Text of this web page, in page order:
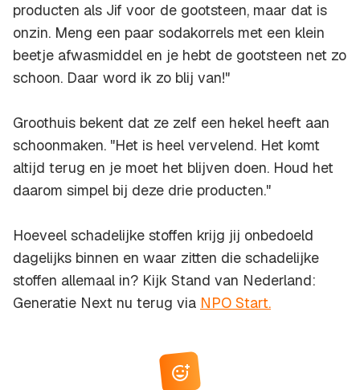
producten als Jif voor de gootsteen, maar dat is
onzin. Meng een paar sodakorrels met een klein
beetje afwasmiddel en je hebt de gootsteen net zo
schoon. Daar word ik zo blij van!"
Groothuis bekent dat ze zelf een hekel heeft aan
schoonmaken. "Het is heel vervelend. Het komt
altijd terug en je moet het blijven doen. Houd het
daarom simpel bij deze drie producten."
Hoeveel schadelijke stoffen krijg jij onbedoeld
dagelijks binnen en waar zitten die schadelijke
stoffen allemaal in? Kijk Stand van Nederland:
Generatie Next nu terug via NPO Start.